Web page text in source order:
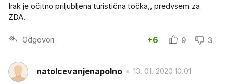
Irak je očitno priljubljena turistična točka,, predvsem za
ZDA.
Odgovori +6 9 3
natolcevanjenapolno 13. 01. 2020 10.01